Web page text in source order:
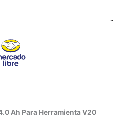
Ah Para Herramienta V20